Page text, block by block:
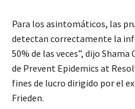
Para los asintomáticos, las
detectan correctamente la
50% de las veces”, dijo
de Prevent Epidemics at
fines de lucro dirigido por el
Frieden.